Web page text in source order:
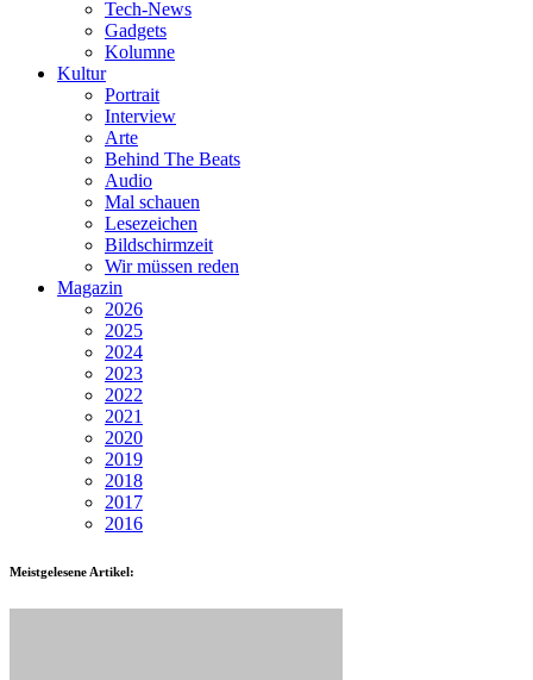
Tech-News
Gadgets
Kolumne
Kultur
Portrait
Interview
Arte
Behind The Beats
Audio
Mal schauen
Lesezeichen
Bildschirmzeit
Wir müssen reden
Magazin
2026
2025
2024
2023
2022
2021
2020
2019
2018
2017
2016
Meistgelesene Artikel: